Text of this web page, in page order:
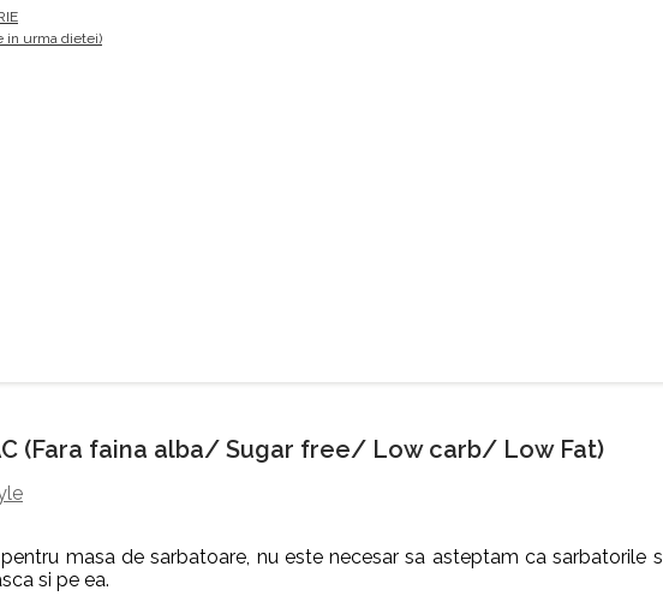
in urma dietei)
(Fara faina alba/ Sugar free/ Low carb/ Low Fat)
masa de sarbatoare, nu este necesar sa asteptam ca sarbatorile
si pe ea.